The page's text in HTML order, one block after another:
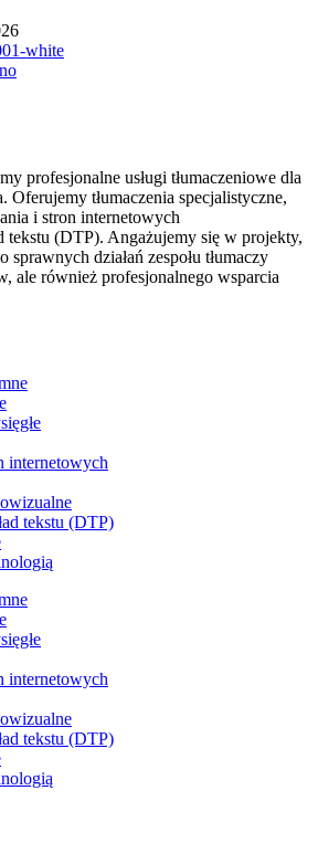
profesjonalne usługi tłumaczeniowe dla
Oferujemy tłumaczenia specjalistyczne,
i stron internetowych
tekstu (DTP). Angażujemy się w projekty,
działań zespołu tłumaczy
ale również profesjonalnego wsparcia
internetowych
tekstu (DTP)
internetowych
tekstu (DTP)